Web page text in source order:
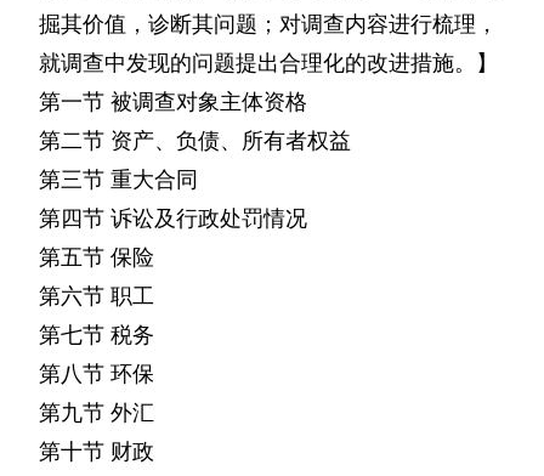
掘其价值，诊断其问题；对调查内容进行梳理，
就调查中发现的问题提出合理化的改进措施。】
第一节 被调查对象主体资格
第二节 资产、负债、所有者权益
第三节 重大合同
第四节 诉讼及行政处罚情况
第五节 保险
第六节 职工
第七节 税务
第八节 环保
第九节 外汇
第十节 财政